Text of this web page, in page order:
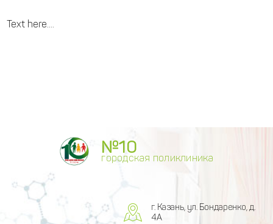
Text here....
№10
городская поликлиника
г. Казань, ул. Бондаренко, д.
4А